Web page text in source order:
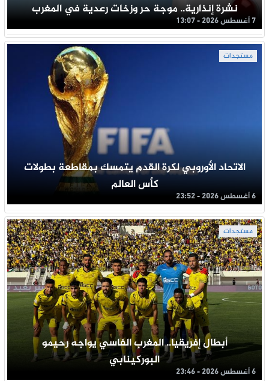
نشرة إنذارية.. موجة حر وزخات رعدية في المغرب
7 أغسطس 2026 - 13:07
مستجدات
الاتحاد الأوروبي لكرة القدم يتمسك بمقاطعة بطولات
كأس العالم
6 أغسطس 2026 - 23:52
مستجدات
أبطال إفريقيا.. المغرب الفاسي يواجه رحيمو
البوركينابي
6 أغسطس 2026 - 23:46